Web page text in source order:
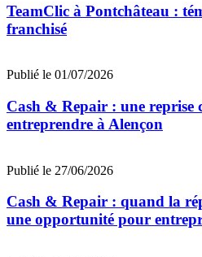
TeamClic à Pontchâteau :
franchisé
Publié le 01/07/2026
Cash & Repair : une reprise
entreprendre à Alençon
Publié le 27/06/2026
Cash & Repair : quand la
une opportunité pour